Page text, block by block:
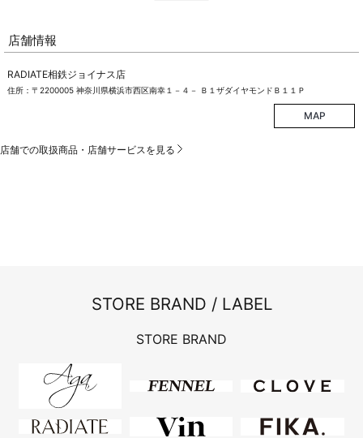
店舗情報
RADIATE相鉄ジョイナス店
住所：〒2200005 神奈川県横浜市西区南幸１－４－ Ｂ１ザダイヤモンドＢ１１Ｐ
MAP
店舗での取扱商品・店舗サービスを見る
STORE BRAND / LABEL
STORE BRAND